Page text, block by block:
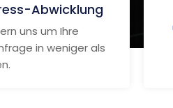
Abwicklung
uns um Ihre
in weniger als